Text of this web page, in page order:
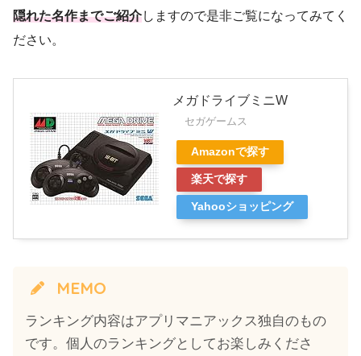
隠れた名作までご紹介しますので是非ご覧になってみてく
ださい。
メガドライブミニW
セガゲームス
Amazonで探す
楽天で探す
Yahooショッピング
MEMO
ランキング内容はアプリマニアックス独自のもの
です。個人のランキングとしてお楽しみくださ